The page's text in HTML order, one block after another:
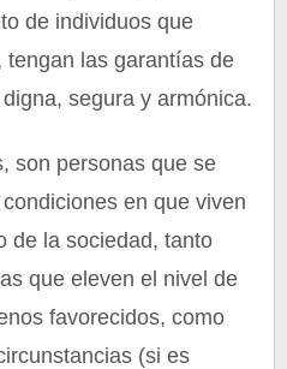
de individuos que
tengan las garantías de
segura y armónica.
son personas que se
en que viven
de la sociedad, tanto
que eleven el nivel de
favorecidos, como
(si es